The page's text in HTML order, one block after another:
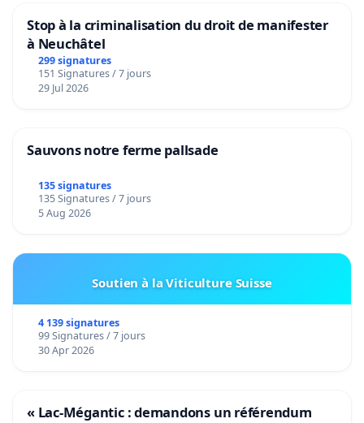
Stop à la criminalisation du droit de manifester
à Neuchâtel
299 signatures
151 Signatures / 7 jours
29 Jul 2026
Sauvons notre ferme pallsade
135 signatures
135 Signatures / 7 jours
5 Aug 2026
Soutien à la Viticulture Suisse
4 139 signatures
99 Signatures / 7 jours
30 Apr 2026
« Lac-Mégantic : demandons un référendum